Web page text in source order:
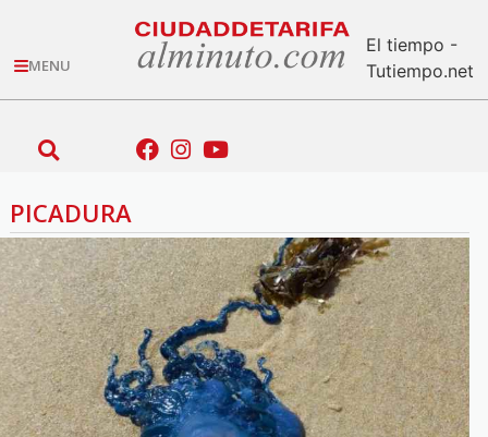
MENU
El tiempo -
Tutiempo.net
PICADURA